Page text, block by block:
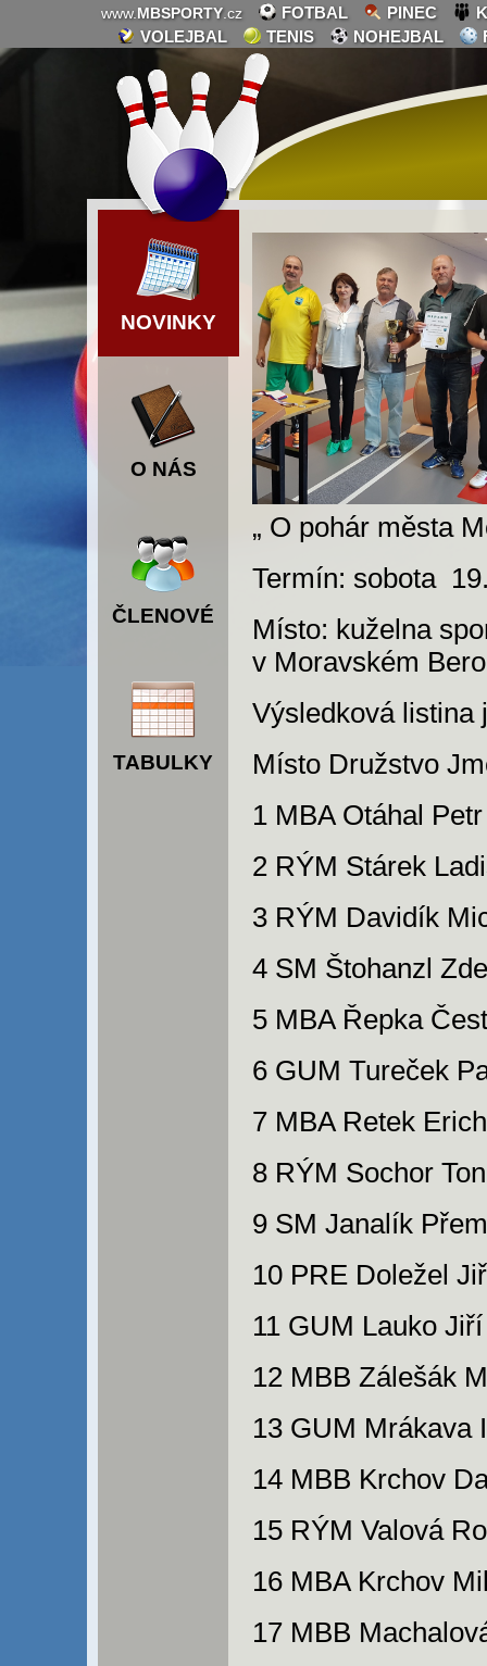
www.MBSPORTY .cz FOTBAL PINEC
VOLEJBAL
TENIS NOHEJBAL
NOVINKY
O NÁS
ČLENOVÉ
TABULKY
„ O pohár města
Termín: sobota
Místo: kuželna
v Moravském
Výsledková listina
Místo Družstvo
1 MBA Otáhal
2 RÝM Stárek
3 RÝM Davidík
4 SM Štohanzl
5 MBA Řepka
6 GUM Tureček
7 MBA Retek
8 RÝM Sochor
9 SM Janalík
10 PRE Doležel
11 GUM Lauko
12 MBB Zálešák
13 GUM Mrákava
14 MBB Krchov
15 RÝM Valová
16 MBA Krchov
17 MBB